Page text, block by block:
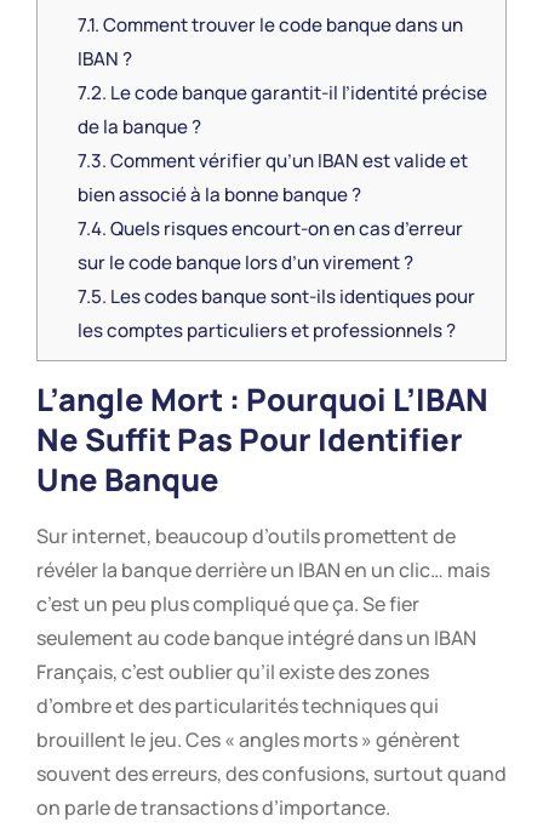
7.1.Comment trouver le code banque dans un
IBAN ?
7.2. Le code banque garantit-il l’identité précise
de la banque ?
7.3.Comment vérifier qu’un IBAN est valide et
bien associé à la bonne banque ?
7.4.Quels risques encourt-on en cas d’erreur
sur le code banque lors d’un virement ?
7.5. Les codes banque sont-ils identiques pour
les comptes particuliers et professionnels ?
L’angle Mort : Pourquoi L’IBAN
Ne Suffit Pas Pour Identifier
Une Banque
Sur internet, beaucoup d’outils promettent de
révéler la banque derrière un IBAN en un clic… mais
c’est un peu plus compliqué que ça. Se fier
seulement au code banque intégré dans un IBAN
Français, c’est oublier qu’il existe des zones
d’ombre et des particularités techniques qui
brouillent le jeu. Ces « angles morts » génèrent
souvent des erreurs, des confusions, surtout quand
on parle de transactions d’importance.